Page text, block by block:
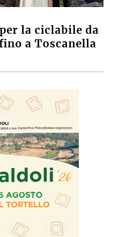
la ciclabile da
a Toscanella